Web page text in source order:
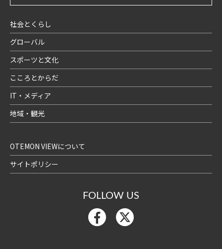
社会とくらし
グローバル
スポーツと文化
こころとからだ
IT・メディア
地域・観光
OTEMON VIEWについて
サイトポリシー
FOLLOW US